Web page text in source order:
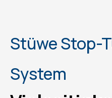
Stüwe Stop-
System